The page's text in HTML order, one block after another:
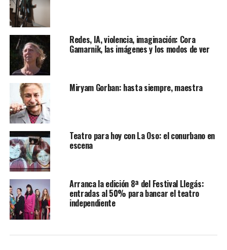
Redes, IA, violencia, imaginación: Cora
Gamarnik, las imágenes y los modos de ver
Miryam Gorban: hasta siempre, maestra
Teatro para hoy con La Oso: el conurbano en
escena
Arranca la edición 8ª del Festival Llegás:
entradas al 50% para bancar el teatro
independiente